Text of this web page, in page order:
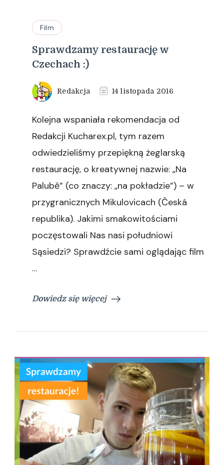
Film
Sprawdzamy restaurację w
Czechach :)
Redakcja 14 listopada 2016
Kolejna wspaniała rekomendacja od
Redakcji Kucharex.pl, tym razem
odwiedzieliśmy przepiękną żeglarską
restaurację, o kreatywnej nazwie: „Na
Palubě” (co znaczy: „na pokładzie”) – w
przygranicznych Mikulovicach (Česká
republika). Jakimi smakowitościami
poczęstowali Nas nasi południowi
Sąsiedzi? Sprawdźcie sami oglądając film
…
Dowiedz się więcej